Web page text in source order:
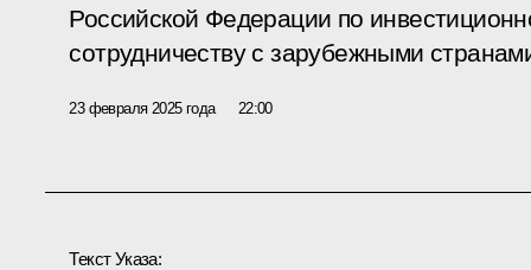
Российской Федерации по
сотрудничеству с зарубежными
23 февраля 2025 года 22:00
Текст Указа: